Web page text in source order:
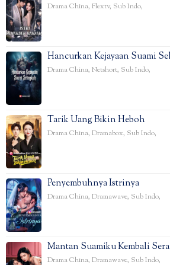
Drama China, Flextv, Sub Indo,
Hancurkan Kejayaan Suami
Drama China, Netshort, Sub Indo,
Tarik Uang Bikin Heboh
Drama China, Dramabox, Sub Indo,
Penyembuhnya Istrinya
Drama China, Dramawave, Sub Indo,
Mantan Suamiku Kembali
Drama China, Dramawave, Sub Indo,